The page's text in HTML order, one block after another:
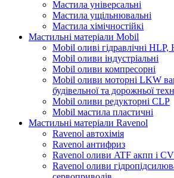
Мастила універсальні
Мастила ущільнювальні
Мастила хімічностійкі
Мастильні матеріали Mobil
Mobil оливі гідравлічні
Mobil оливи індустріальні
Mobil оливи компресорні
Mobil оливи моторні LKW
будівельної та дорожньої
Mobil оливи редукторні CLP
Mobil мастила пластичні
Мастильні матеріали Ravenol
Ravenol автохімія
Ravenol антифриз
Ravenol оливи ATF акпп і
Ravenol оливи